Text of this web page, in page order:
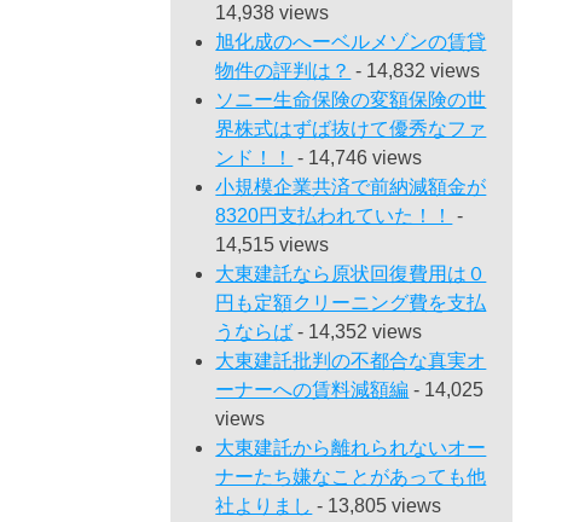
14,938 views
旭化成のへーベルメゾンの賃貸
物件の評判は？ - 14,832 views
ソニー生命保険の変額保険の世
界株式はずば抜けて優秀なファ
ンド！！
- 14,746 views
小規模企業共済で前納減額金が
8320円支払われていた！！
-
14,515 views
大東建託なら原状回復費用は０
円も定額クリーニング費を支払
うならば - 14,352 views
大東建託批判の不都合な真実オ
ーナーへの賃料減額編 - 14,025
views
大東建託から離れられないオー
ナーたち嫌なことがあっても他
社よりまし - 13,805 views